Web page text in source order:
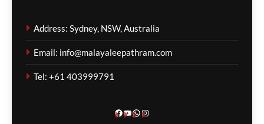
വയോധികർ മരിച്ച
സംഭവം; മെൽബൺ സെന്റ്
ബേസിൽസ് അധികൃതർ
ഇൻക്വസ്റ്റിൽ ഹാജരായി
Address: Sydney, NSW, Australia
Email: info@malayaleepathram.com
Tel: +61 403999791
Facebook
YouTube
WhatsApp
Instagram